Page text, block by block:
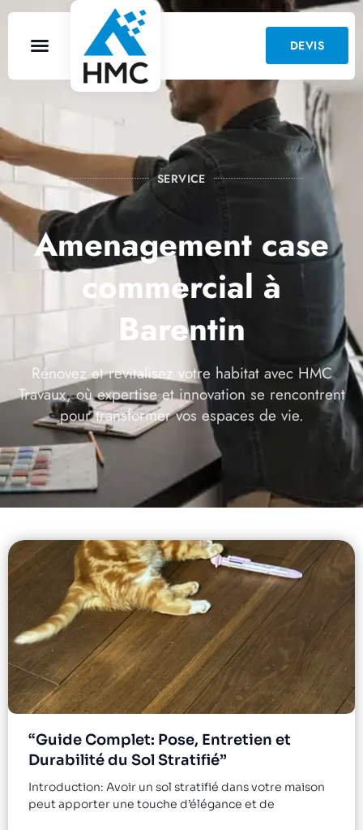
DEVIS
SERVICE
Amenagement case
commercial à
Barentin
Rénovez et revitalisez votre habitat avec HMC
Travaux, où expertise et innovation se rencontrent
pour transformer vos espaces de vie.
“Guide Complet: Pose, Entretien et
Durabilité du Sol Stratifié”
Introduction: Avoir un sol stratifié dans votre maison
peut apporter une touche d’élégance et de